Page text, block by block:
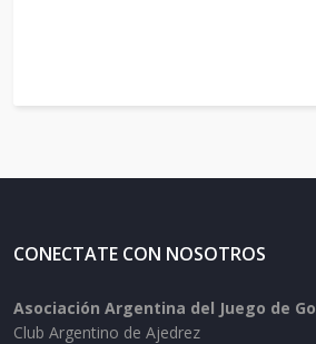
CONECTATE CON NOSOTROS
Asociación Argentina del Juego de Go
Club Argentino de Ajedrez